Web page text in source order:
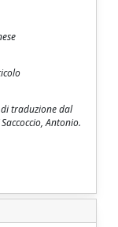
di traduzione dal
Antonio.